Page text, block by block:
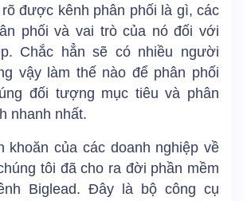
được kênh phân phối là gì, các
phối và vai trò của nó đối với
Chắc hẳn sẽ có nhiều người
vậy làm thế nào để phân phối
đối tượng mục tiêu và phân
nhanh nhất.
khoăn của các doanh nghiệp về
tôi đã cho ra đời phần mềm
Biglead. Đây là bộ công cụ